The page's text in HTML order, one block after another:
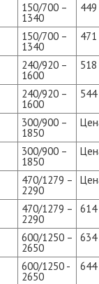
150/700 –
1340
150/700 –
1340
471
240/920 –
1600
240/920 –
1600
300/900 –
1850
300/900 –
1850
470/1279 –
2290
470/1279 –
2290
614
600/1250 –
2650
634
600/1250 -
2650
644